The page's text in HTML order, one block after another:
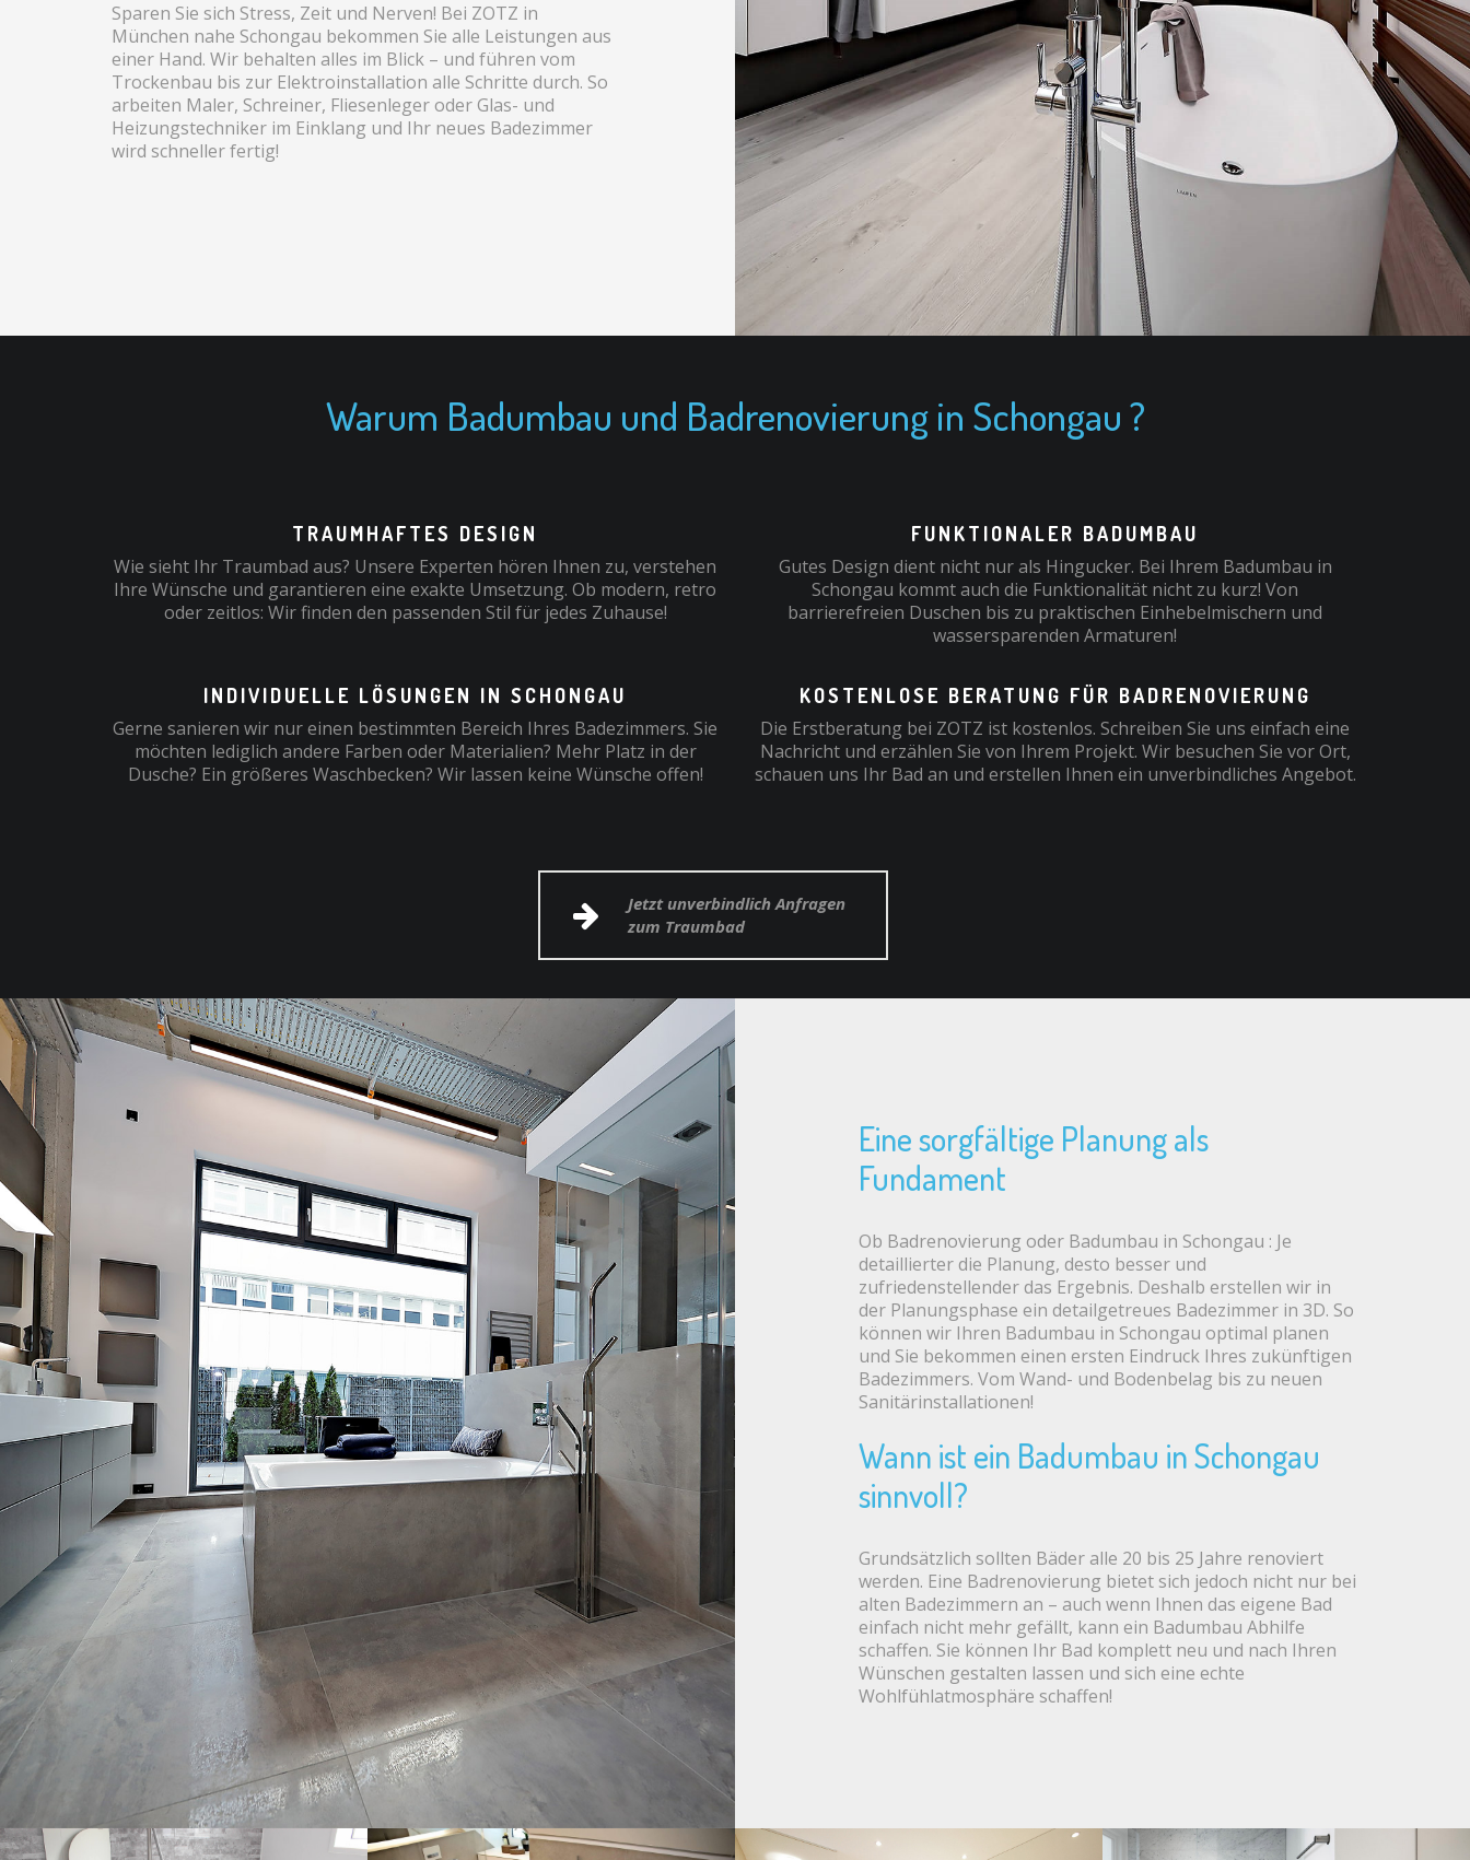
Sparen Sie sich Stress, Zeit und Nerven! Bei ZOTZ in
München nahe Schongau bekommen Sie alle Leistungen aus
einer Hand. Wir behalten alles im Blick – und führen vom
Trockenbau bis zur Elektroinstallation alle Schritte durch. So
arbeiten Maler, Schreiner, Fliesenleger oder Glas- und
Heizungstechniker im Einklang und Ihr neues Badezimmer
wird schneller fertig!
Warum Badumbau und Badrenovierung in Schongau ?
TRAUMHAFTES DESIGN
Wie sieht Ihr Traumbad aus? Unsere Experten hören Ihnen zu, verstehen
Ihre Wünsche und garantieren eine exakte Umsetzung. Ob modern, retro
oder zeitlos: Wir finden den passenden Stil für jedes Zuhause!
FUNKTIONALER BADUMBAU
Gutes Design dient nicht nur als Hingucker. Bei Ihrem Badumbau in
Schongau kommt auch die Funktionalität nicht zu kurz! Von
barrierefreien Duschen bis zu praktischen Einhebelmischern und
wassersparenden Armaturen!
INDIVIDUELLE LÖSUNGEN IN SCHONGAU
Gerne sanieren wir nur einen bestimmten Bereich Ihres Badezimmers. Sie
möchten lediglich andere Farben oder Materialien? Mehr Platz in der
Dusche? Ein größeres Waschbecken? Wir lassen keine Wünsche offen!
KOSTENLOSE BERATUNG FÜR BADRENOVIERUNG
Die Erstberatung bei ZOTZ ist kostenlos. Schreiben Sie uns einfach eine
Nachricht und erzählen Sie von Ihrem Projekt. Wir besuchen Sie vor Ort,
schauen uns Ihr Bad an und erstellen Ihnen ein unverbindliches Angebot.
Jetzt unverbindlich Anfragen
zum Traumbad
Eine sorgfältige Planung als
Fundament
Ob Badrenovierung oder Badumbau in Schongau : Je
detaillierter die Planung, desto besser und
zufriedenstellender das Ergebnis. Deshalb erstellen wir in
der Planungsphase ein detailgetreues Badezimmer in 3D. So
können wir Ihren Badumbau in Schongau optimal planen
und Sie bekommen einen ersten Eindruck Ihres zukünftigen
Badezimmers. Vom Wand- und Bodenbelag bis zu neuen
Sanitärinstallationen!
Wann ist ein Badumbau in Schongau
sinnvoll?
Grundsätzlich sollten Bäder alle 20 bis 25 Jahre renoviert
werden. Eine Badrenovierung bietet sich jedoch nicht nur bei
alten Badezimmern an – auch wenn Ihnen das eigene Bad
einfach nicht mehr gefällt, kann ein Badumbau Abhilfe
schaffen. Sie können Ihr Bad komplett neu und nach Ihren
Wünschen gestalten lassen und sich eine echte
Wohlfühlatmosphäre schaffen!